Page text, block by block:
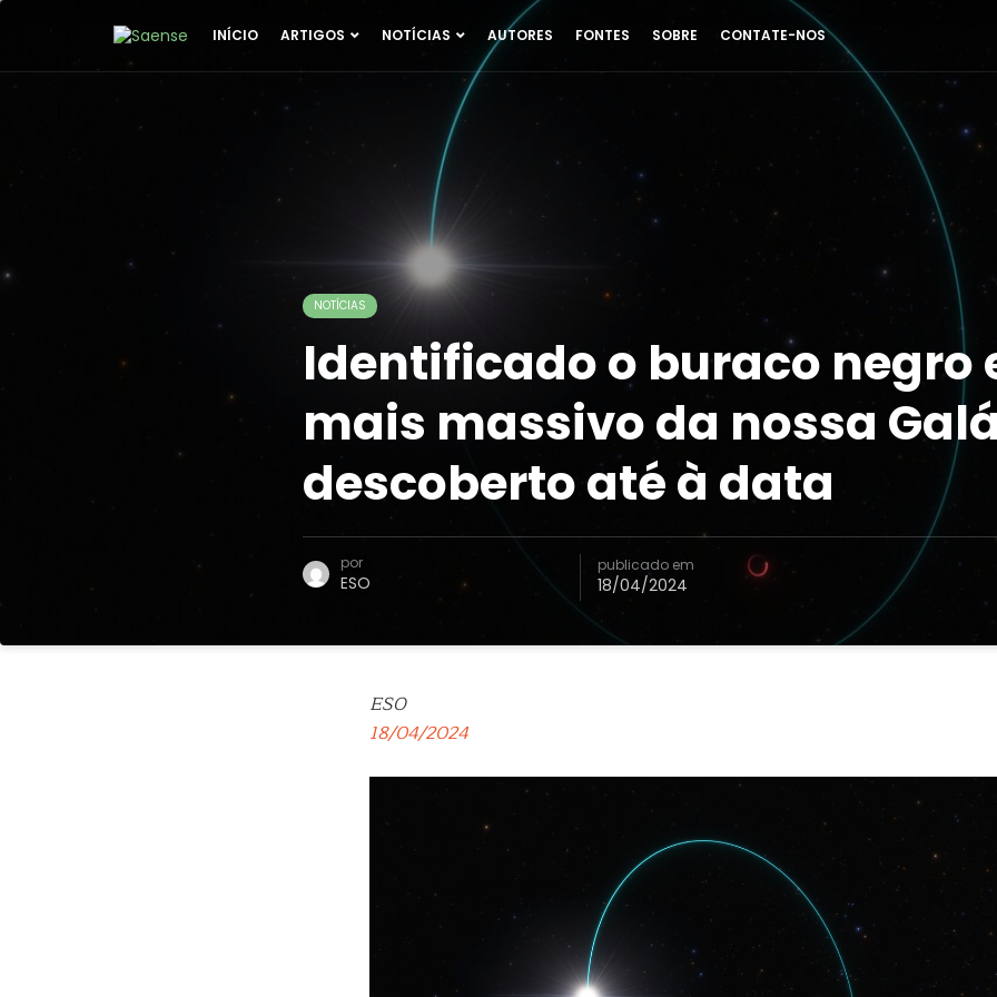
INÍCIO ARTIGOS NOTÍCIAS AUTORES FONTES SOBRE CONTATE-NOS
NOTÍCIAS
Identificado o buraco negro
mais massivo da nossa
descoberto até à data
por
ESO
publicado em
18/04/2024
ESO
18/04/2024